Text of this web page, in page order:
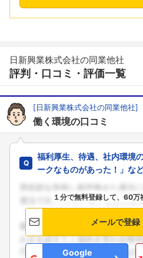
日新興業株式会社の同業他社
評判・口コミ・評価一覧
[日新興業株式会社の同業他社]
働く環境の口コミ
福利厚生、待遇、社内環境
ークなものがあった！」な
１分で無料登録して、60万
メールで登録
Google